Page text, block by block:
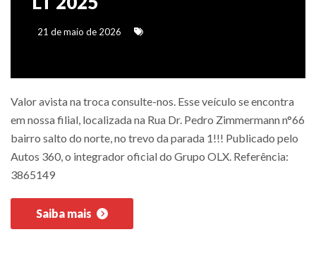
21 de maio de 2026
Valor avista na troca consulte-nos. Esse veículo se encontra
em nossa filial, localizada na Rua Dr. Pedro Zimmermann n°66
bairro salto do norte, no trevo da parada 1!!! Publicado pelo
Autos 360, o integrador oficial do Grupo OLX. Referência:
3865149
Saiba mais